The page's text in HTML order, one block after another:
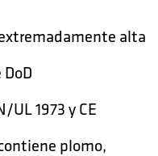
alta
1973 y CE
plomo,